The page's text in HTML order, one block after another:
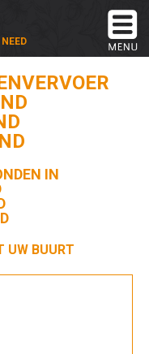
IN
UW BUURT